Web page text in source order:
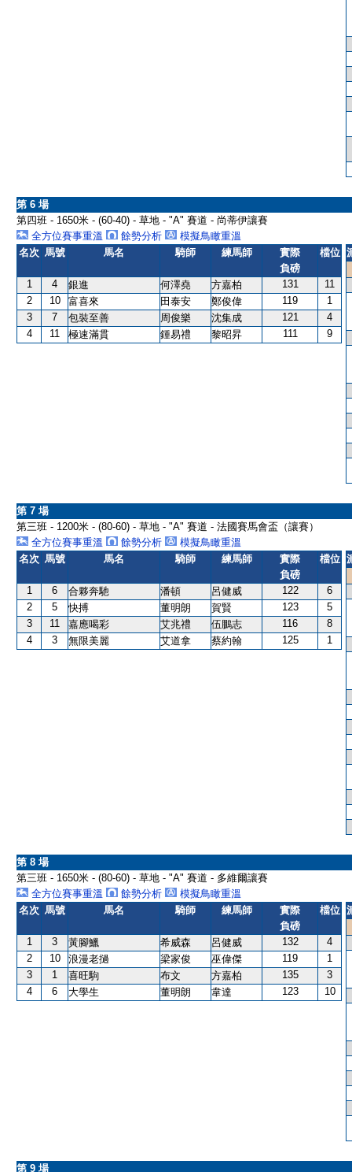
第 6 場
第四班 - 1650米 - (60-40) - 草地 - "A" 賽道 - 尚蒂伊讓賽
全方位賽事重溫
餘勢分析
模擬鳥瞰重溫
名次 馬號 馬名 騎師 練馬師
實際
負磅
檔位
1 4 銀進 何澤堯 方嘉柏 131
11
2
10 富喜來 田泰安 鄭俊偉 119
1
3
7 包裝至善 周俊樂 沈集成 121
4
4
11 極速滿貫 鍾易禮 黎昭昇 111 9
第 7 場
第三班 - 1200米 - (80-60) - 草地 - "A" 賽道 - 法國賽馬會盃（讓賽）
全方位賽事重溫
餘勢分析
模擬鳥瞰重溫
名次 馬號 馬名 騎師 練馬師
實際
負磅
檔位
1 6 合夥奔馳 潘頓 呂健威 122
6
2
5 快搏 董明朗 賀賢 123
5
3
11 嘉應喝彩 艾兆禮 伍鵬志 116
8
4
3 無限美麗 艾道拿 蔡約翰 125 1
第 8 場
第三班 - 1650米 - (80-60) - 草地 - "A" 賽道 - 多維爾讓賽
全方位賽事重溫
餘勢分析
模擬鳥瞰重溫
名次 馬號 馬名 騎師 練馬師
實際
負磅
檔位
1 3 黃腳鱲 希威森 呂健威 132
4
2
10 浪漫老撾 梁家俊 巫偉傑 119
1
3
1 喜旺駒 布文 方嘉柏 135
3
4
6 大學生 董明朗 韋達 123 10
第 9 場